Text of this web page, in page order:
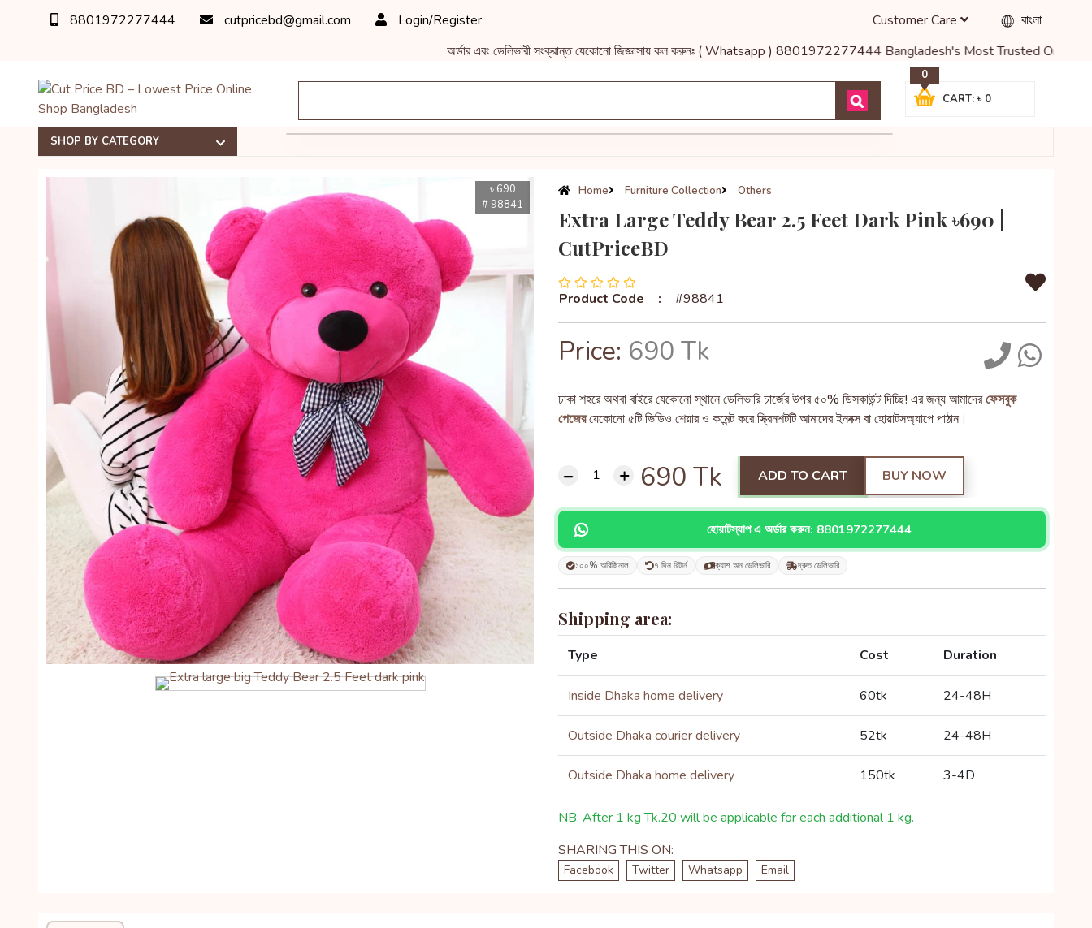
8801972277444 cutpricebd@gmail.com Login/Register বাংলা
Customer Care
অর্ডার এবং ডেলিভারী সংক্রান্ত যেকোনো জিজ্ঞাসায় কল করুনঃ ( Whatsapp ) 8801972277444 Bangladesh's Most Trusted Online
CART: ৳ 0
0
SHOP BY CATEGORY
৳ 690
# 98841
Home Furniture Collection Others
Extra Large Teddy Bear 2.5 Feet Dark Pink ৳690 |
CutPriceBD
Product Code : #98841
Price: 690 Tk
ঢাকা শহরে অথবা বাইরে যেকোনো স্থানে ডেলিভারি চার্জের উপর ৫০% ডিসকাউন্ট দিচ্ছি! এর জন্য আমাদেরফেসবুক
পেজেরযেকোনো ৫টি ভিডিও শেয়ার ও কমেন্ট করে স্ক্রিনশটটি আমাদের ইনবক্স বা হোয়াটসঅ্যাপে পাঠান।
690 Tk ADD TO CART BUY NOW
হোয়াটস্যাপ এ অর্ডার করুন: 8801972277444
১০০% অরিজিনাল ৭ দিন রিটার্ন ক্যাশ অন ডেলিভারি দ্রুত ডেলিভারি
Shipping area:
Type Cost Duration
Inside Dhaka home delivery 60tk 24-48H
Outside Dhaka courier delivery 52tk 24-48H
Outside Dhaka home delivery 150tk 3-4D
NB: After 1 kg Tk.20 will be applicable for each additional 1 kg.
SHARING THIS ON:
Facebook Twitter Whatsapp Email